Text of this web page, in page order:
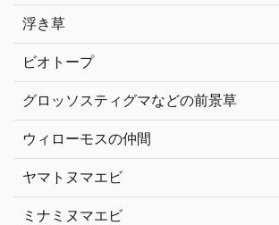
浮き草
ビオトープ
グロッソスティグマなどの前景草
ウィローモスの仲間
ヤマトヌマエビ
ミナミヌマエビ